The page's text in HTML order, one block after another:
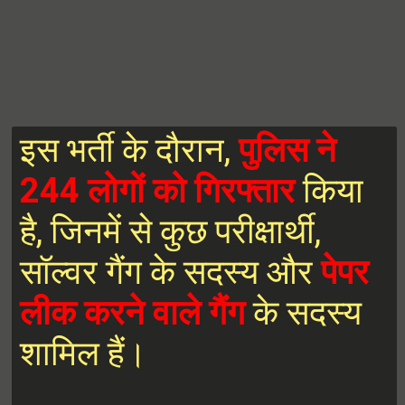
इस भर्ती के दौरान,पुलिस ने
244 लोगों को गिरफ्तारकिया
है, जिनमें से कुछ परीक्षार्थी,
सॉल्वर गैंग के सदस्य औरपेपर
लीक करने वाले गैंगके सदस्य
शामिल हैं।